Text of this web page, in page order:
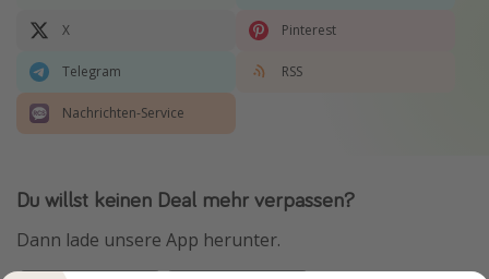
X Pinterest
Telegram RSS
Nachrichten-Service
Du willst keinen Deal mehr verpassen?
Dann lade unsere App herunter.